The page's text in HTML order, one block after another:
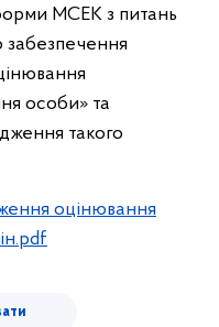
МСЕК з питань
особи» та
такого
оцінювання